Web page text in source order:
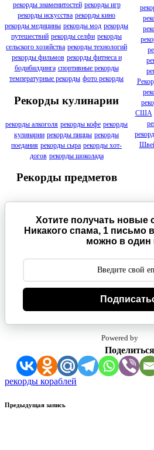
рекорды знаменитостей рекорды игр
рекорды искусства рекорды кино
рекорды медицины рекорды мод рекорды
путешествий рекорды селфи рекорды
сельского хозяйства рекорды технологий
рекорды фильмов рекорды фитнеса и
бодибилдинга спортивные рекорды
температурные рекорды фото рекорды
Рекорды кулинарии
рекорды алкоголя рекорды кофе рекорды
кулинарии рекорды пиццы рекорды
поедания рекорды сыра рекорды хот-
догов рекорды шоколада
Рекорды предметов
США
Хотите получать новые
Никакого спама, 1 письмо
можно в один
Powered by
Метки:
рекорды кораблей
Навигация
Предыдущая запись